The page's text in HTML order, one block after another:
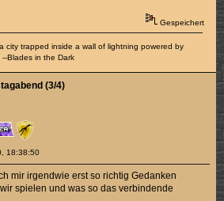
Gespeichert
city trapped inside a wall of lightning powered by
Blades in the Dark
18:38:50
(3/4)
mir irgendwie erst so richtig Gedanken
spielen und was so das verbindende